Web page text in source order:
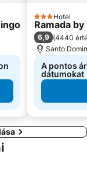
3 Kategória
Hotel
Ramada
6,9 (4440
Santo
A pontos
dátumokat